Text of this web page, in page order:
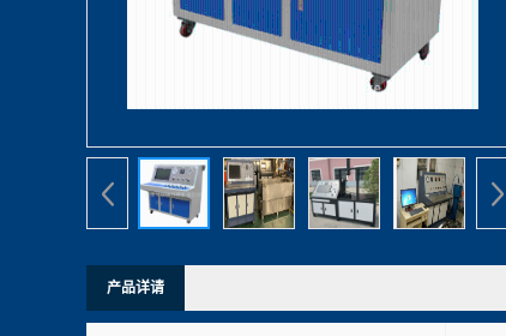
产品详请